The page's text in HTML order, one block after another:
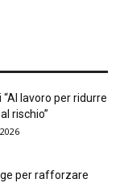
lavoro per ridurre
rischio”
per rafforzare